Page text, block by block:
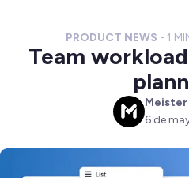
PRODUCT NEWS - 1
Team
M
Meister
6 de